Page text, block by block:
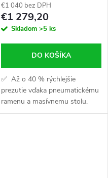
€1 040 bez DPH
€1 279,20
Skladom >5 ks
DO KOŠÍKA
✅ Až o 40 % rýchlejšie
prezutie vďaka pneumatickému
ramenu a masívnemu stolu.
✅ Žiadne poškriabanie ráfkov